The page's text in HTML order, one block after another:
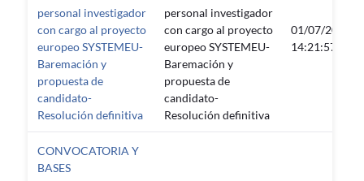
personal investigador
con cargo al proyecto
europeo SYSTEMEU-
Baremación y
propuesta de
candidato-
Resolución definitiva
personal investigador
con cargo al proyecto
europeo SYSTEMEU-
Baremación y
propuesta de
candidato-
Resolución definitiva
01/07/2026
14:21:57
CONVOCATORIA Y
BASES